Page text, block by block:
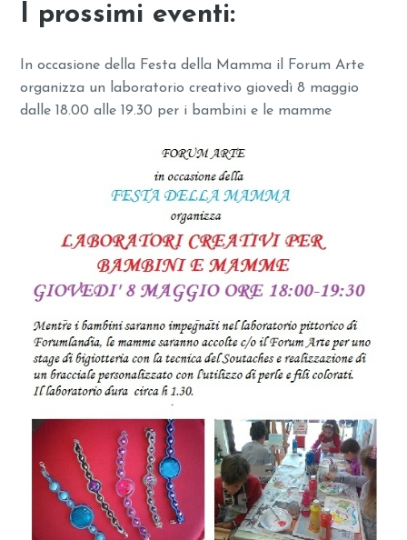
I prossimi eventi:
In occasione della Festa della Mamma il Forum Arte
organizza un laboratorio creativo giovedì 8 maggio
dalle 18.00 alle 19.30 per i bambini e le mamme